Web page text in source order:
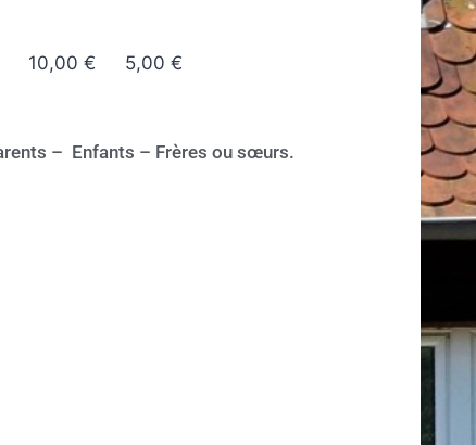
10,00 € 5,00 €
– Enfants – Frères ou sœurs.